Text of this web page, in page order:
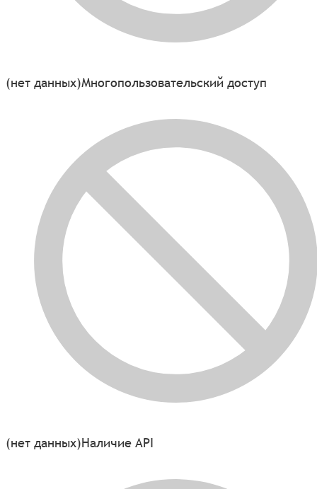
(нет данных)Многопользовательский доступ
(нет данных)Наличие API